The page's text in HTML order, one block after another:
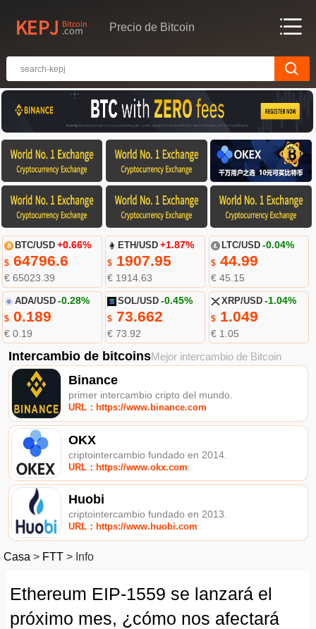
Precio de Bitcoin
BTC/USD +0.66%
$64796.6
€ 65023.39
ETH/USD +1.87%
$ 1907.95
€ 1914.63
LTC/USD -0.04%
$44.99
€ 45.15
ADA/USD -0.28%
$0.189
€ 0.19
SOL/USD -0.45%
$ 73.662
€ 73.92
XRP/USD -1.04%
$1.049
€ 1.05
Intercambio de bitcoinsMejor intercambio de Bitcoin
Binance
primer intercambio cripto del mundo.
URL：https://www.binance.com
OKX
criptointercambio fundado en 2014.
URL：https://www.okx.com
Huobi
criptointercambio fundado en 2013.
URL：https://www.huobi.com
Casa > FTT > Info
Ethereum EIP-1559 se lanzará el
próximo mes, ¿cómo nos afectará